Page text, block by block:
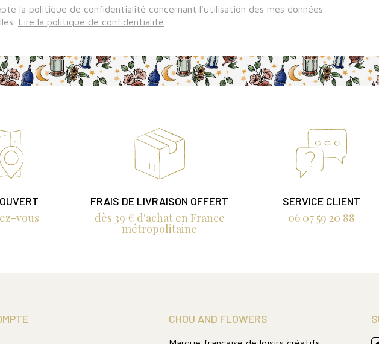
la politique de confidentialité concernant l'utilisation des mes données
Lire la politique de confidentialité
vous
FRAIS DE LIVRAISON OFFERT
dès 39 € d'achat en France
métropolitaine
SERVICE CLIENT
06 07 59 20 88
CHOU AND FLOWERS